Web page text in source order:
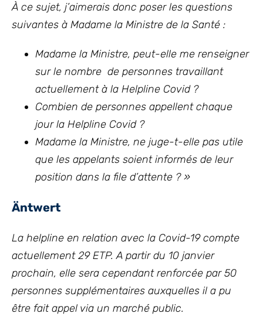
À ce sujet, j’aimerais donc poser les questions
suivantes à Madame la Ministre de la Santé :
Madame la Ministre, peut-elle me renseigner
sur le nombre de personnes travaillant
actuellement à la Helpline Covid ?
Combien de personnes appellent chaque
jour la Helpline Covid ?
Madame la Ministre, ne juge-t-elle pas utile
que les appelants soient informés de leur
position dans la file d’attente ? »
Äntwert
La helpline en relation avec la Covid-19 compte
actuellement 29 ETP. A partir du 10 janvier
prochain, elle sera cependant renforcée par 50
personnes supplémentaires auxquelles il a pu
être fait appel via un marché public.